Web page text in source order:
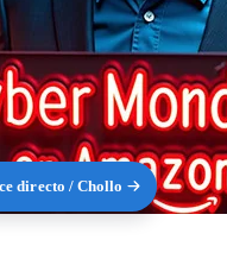
directo / Chollo